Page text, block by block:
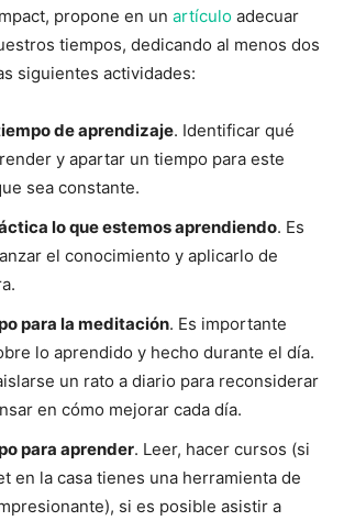
propone en un artículo adecuar
tiempos, dedicando al menos dos
siguientes actividades:
de aprendizaje. Identificar qué
y apartar un tiempo para este
sea constante.
lo que estemos aprendiendo. Es
el conocimiento y aplicarlo de
para la meditación. Es importante
lo aprendido y hecho durante el día.
un rato a diario para reconsiderar
en cómo mejorar cada día.
para aprender. Leer, hacer cursos (si
en la casa tienes una herramienta de
si es posible asistir a